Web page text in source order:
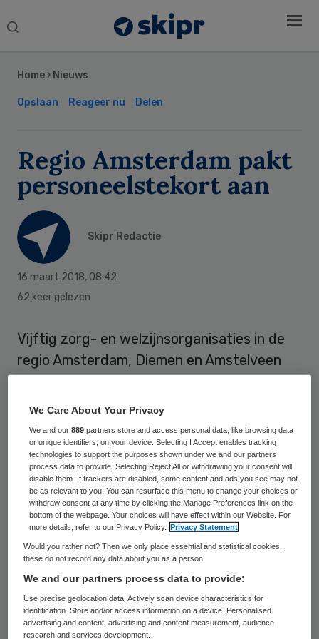
Search
Home › Nieuws
Opslaan Reageer nu Delen
Regio Amsterdam pakt
personeelstekort aan
Skipr Redactie
16 maart 2018, 08:42
62 keer gelezen
Vijftig zorg- en welzijnsorganisaties in de
regio Amsterdam, Diemen en Amstelveen
aanpakken. Op 15 maart hebben zij het
convenant voor het RAAT getekend: het
Regionaal Actieplan Aanpak Tekorten.
Dat heeft werkgeversorganisatie SIGRA op
15 maart bekend gemaakt. SIGRA is het
samenwerkingsverband van organisaties en
formele netwerken in gezondheidszorg en
welzijn in de gemeenten Amsterdam,
Amstelveen, Diemen, Zaanstreek-Waterland
en Noord-Holland Noord. Onder de
ondertekenaars waren onder andere Duco
Sidebar
We Care About Your Privacy
We and our889 partners store and access personal data, like browsing data
or unique identifiers, on your device. Selecting I Accept enables tracking
technologies to support the purposes shown under we and our partners
process data to provide. Selecting Reject All or withdrawing your consent will
disable them. If trackers are disabled, some content and ads you see may not
be as relevant to you. You can resurface this menu to change your choices or
withdraw consent at any time by clicking the Manage Preferences link on the
bottom of the webpage. Your choices will have effect within our Website. For
more details, refer to our Privacy Policy.
Privacy Statement
Would you rather not? Then we only place essential and statistical cookies,
these do not record any data about you as a person
We and our partners process data to provide:
Use precise geolocation data. Actively scan device characteristics for
identification. Store and/or access information on a device. Personalised
advertising and content, advertising and content measurement, audience
research and services development.